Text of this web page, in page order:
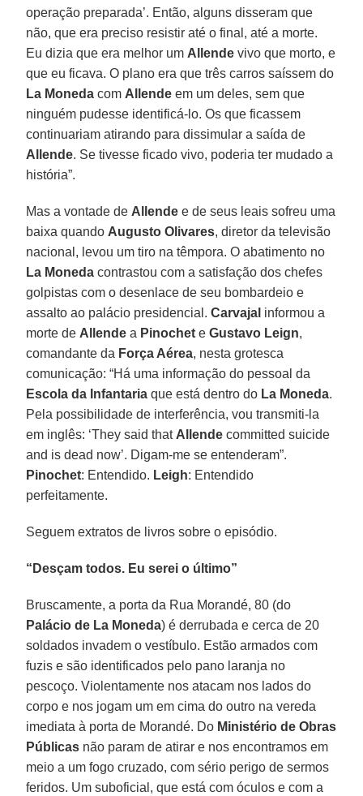
operação preparada’. Então, alguns disseram que
não, que era preciso resistir até o final, até a morte.
Eu dizia que era melhor um Allende vivo que morto, e
que eu ficava. O plano era que três carros saíssem do
La Moneda com Allende em um deles, sem que
ninguém pudesse identificá-lo. Os que ficassem
continuariam atirando para dissimular a saída de
Allende. Se tivesse ficado vivo, poderia ter mudado a
história”.
Mas a vontade de Allende e de seus leais sofreu uma
baixa quando Augusto Olivares, diretor da televisão
nacional, levou um tiro na têmpora. O abatimento no
La Moneda contrastou com a satisfação dos chefes
golpistas com o desenlace de seu bombardeio e
assalto ao palácio presidencial.Carvajal informou a
morte de Allende a Pinochet eGustavo Leign,
comandante da Força Aérea, nesta grotesca
comunicação: “Há uma informação do pessoal da
Escola da Infantaria que está dentro do La Moneda.
Pela possibilidade de interferência, vou transmiti-la
em inglês: ‘They said that Allende committed suicide
and is dead now’. Digam-me se entenderam”.
Pinochet: Entendido. Leigh: Entendido
perfeitamente.
Seguem extratos de livros sobre o episódio.
“Desçam todos. Eu serei o último”
Bruscamente, a porta da Rua Morandé, 80 (do
Palácio de La Moneda) é derrubada e cerca de 20
soldados invadem o vestíbulo. Estão armados com
fuzis e são identificados pelo pano laranja no
pescoço. Violentamente nos atacam nos lados do
corpo e nos jogam um em cima do outro na vereda
imediata à porta de Morandé. Do Ministério de Obras
Públicas não param de atirar e nos encontramos em
meio a um fogo cruzado, com sério perigo de sermos
feridos. Um suboficial, que está com óculos e com a